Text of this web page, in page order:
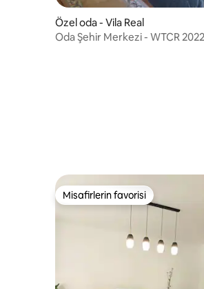
Özel oda - Vila Real
Oda Şehir Merkezi - WTCR
Misafirlerin favorisi
Misafirlerin favorisi